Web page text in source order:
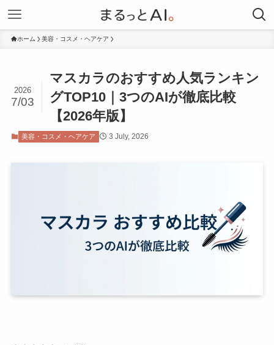
ホーム 美容・コスメ・ヘアケア
マスカラのおすすめ人気ランキン
グTOP10｜3つのAIが徹底比較
【2026年版】
2026
7/03
美容・コスメ・ヘアケア 3 July, 2026